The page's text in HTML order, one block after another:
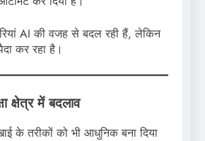
AI की वजह से बदल रही हैं, लेकिन
कर रहा है।
क्षेत्र में बदलाव
के तरीकों को भी आधुनिक बना दिया